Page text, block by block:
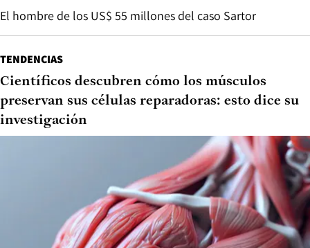
El hombre de los US$ 55 millones del caso Sartor
TENDENCIAS
Científicos descubren cómo los músculos
preservan sus células reparadoras: esto dice su
investigación